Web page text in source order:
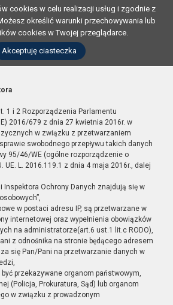
cookies w celu realizacji usług i zgodnie z
określić warunki przechowywania lub
cookies w Twojej przeglądarce.
Akceptuję ciasteczka
1 i 2 Rozporządzenia Parlamentu
2016/679 z dnia 27 kwietnia 2016r. w
w związku z przetwarzaniem
swobodnego przepływu takich danych
95/46/WE (ogólne rozporządzenie o
UE. L. 2016.119.1 z dnia 4 maja 2016r., dalej
Inspektora Ochrony Danych znajdują się w
w postaci adresu IP, są przetwarzane w
internetowej oraz wypełnienia obowiązków
na administratorze(art.6 ust.1 lit.c RODO),
z odnośnika na stronie będącego adresem
się Pan/Pani na przetwarzanie danych w
przekazywane organom państwowym,
(Policja, Prokuratura, Sąd) lub organom
w związku z prowadzonym